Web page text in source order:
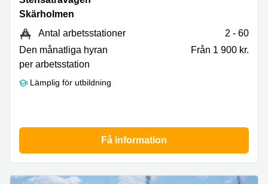
9,
Skärholmen
Antal arbetsstationer
2 - 60
Den månatliga hyran
per arbetsstation
Från 1 900 kr.
Lämplig för utbildning
Få information